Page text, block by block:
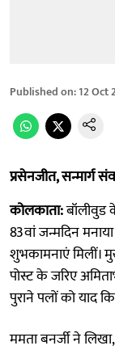
Published on:12 Oct
प्रसेनजीत, सन्मार्ग
कोलकाता:बॉलीवुड
83वां जन्मदिन
शुभकामनाएं मिलीं।
पोस्ट के जरिए
पुराने पलों को याद
ममता बनर्जी ने